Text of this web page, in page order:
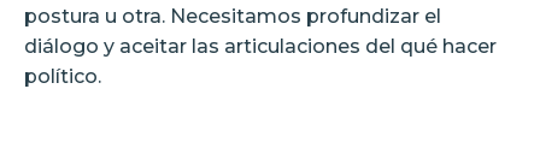
postura u otra. Necesitamos profundizar el
diálogo y aceitar las articulaciones del qué hacer
político.